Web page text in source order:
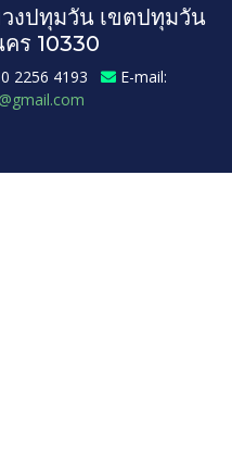
งปทุมวัน เขตปทุมวัน
ร 10330
2256 4193
E-mail: